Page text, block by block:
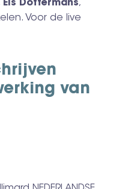
Els Dottermans,
Voor de live
van